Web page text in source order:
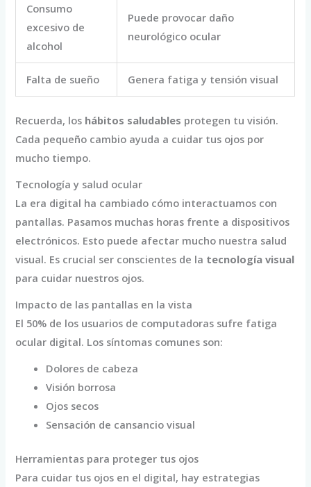
Consumo
excesivo de
alcohol
Puede provocar daño
neurológico ocular
Falta de sueño Genera fatiga y tensión visual
Recuerda, los hábitos saludables protegen tu visión.
Cada pequeño cambio ayuda a cuidar tus ojos por
mucho tiempo.
Tecnología y salud ocular
La era digital ha cambiado cómo interactuamos con
pantallas. Pasamos muchas horas frente a dispositivos
electrónicos. Esto puede afectar mucho nuestra salud
visual. Es crucial ser conscientes de la tecnología visual
para cuidar nuestros ojos.
Impacto de las pantallas en la vista
El 50% de los usuarios de computadoras sufre fatiga
ocular digital. Los síntomas comunes son:
Dolores de cabeza
Visión borrosa
Ojos secos
Sensación de cansancio visual
Herramientas para proteger tus ojos
Para cuidar tus ojos en el digital, hay estrategias